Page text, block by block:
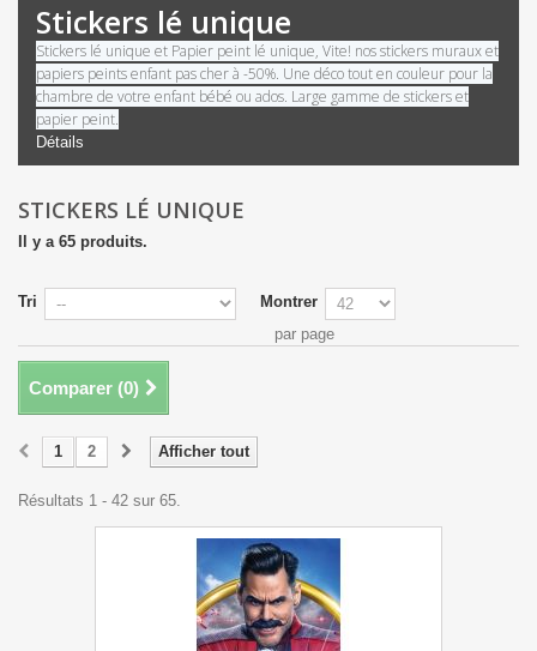
Stickers lé unique
Stickers lé unique et Papier peint lé unique, Vite! nos stickers muraux et
papiers peints enfant pas cher à -50%. Une déco tout en couleur pour la
chambre de votre enfant bébé ou ados. Large gamme de stickers et
papier peint.
Détails
STICKERS LÉ UNIQUE
Il y a 65 produits.
Tri
Montrer
par page
Comparer (0)
Afficher tout
1 2
Résultats 1 - 42 sur 65.